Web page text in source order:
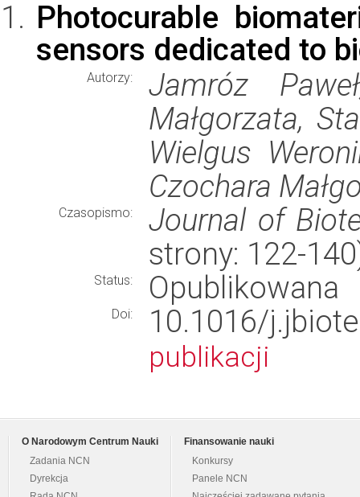
Photocurable
sensors dedicated to
Autorzy:
Jamróz
Małgorzata,
Wielgus
Czochara
Czasopismo:
Journal of
strony: 122-
Status: Opublikowana
Doi: 10.1016/
publikacji
O Narodowym Centrum Nauki
Zadania NCN
Dyrekcja
Finansowanie nauki
Konkursy
Panele NCN